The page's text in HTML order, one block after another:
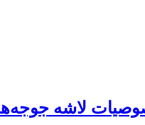
خصوصیات لاشه